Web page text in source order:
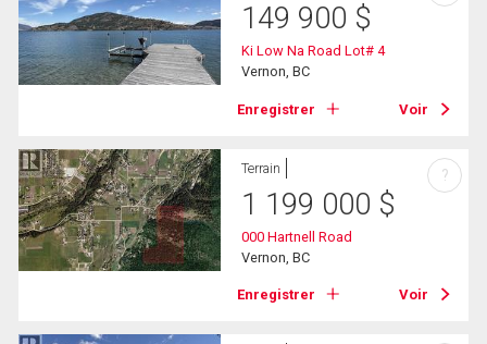
149 900 $
Ki Low Na Road Lot# 4
Vernon, BC
Enregistrer Voir
Terrain
1 199 000 $
000 Hartnell Road
Vernon, BC
Enregistrer Voir
?